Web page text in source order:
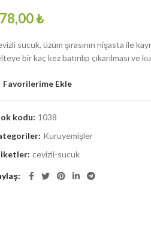
₺
sucuk, üzüm şırasının nişasta ile
bir kaç kez batırılıp çıkarılması ve
Favorilerime Ekle
kodu: 1038
Kuruyemişler
cevizli-sucuk